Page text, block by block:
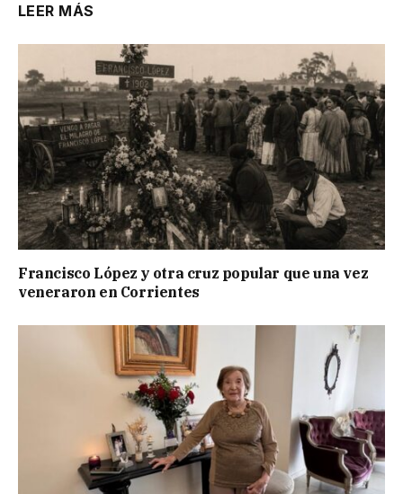
LEER MÁS
Francisco López y otra cruz popular que una vez
veneraron en Corrientes